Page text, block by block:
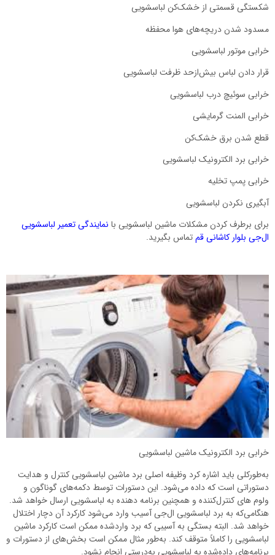
شکستگی قسمتی از خشک‌کن لباسشویی
مسدود شدن دریچه‌های هوا محفظه
خرابی موتور لباسشویی
قرار دادن لباس بیش‌ازحد ظرفت لباسشویی
خرابی سوئیچ درب لباسشویی
خرابی المنت گرمایشی
قطع شدن برق خشک‌کن
خرابی برد الکترونیک لباسشویی
خرابی پمپ تخلیه
آبگیری نکردن لباسشویی
برای برطرف کردن مشکلات ماشین لباسشویی با نمایندگی تعمیر لباسشویی
ال‌جی بلوار کاشانی قمتماس بگیرید.
خرابی برد الکترونیک ماشین لباسشویی
به‌طورکلی باید اشاره کرد وظیفه اصلی برد ماشین لباسشویی کنترل و هدایت
دستوراتی است که داده می‌شود. این دستورات توسط دکمه‌های گوناگون و
ولوم های کنترل‌کننده و همچنین برنامه دهنده به لباسشویی ارسال خواهد شد.
هنگامی‌که به برد لباسشویی ال‌جی آسیب وارد می‌شود کارکرد آن دچار اختلال
خواهد شد. البته بستگی به آسیبی که برد واردشده ممکن است کارکرد ماشین
لباسشویی را کاملاً متوقف کند. به‌طور مثال ممکن است بخش‌های از دستورات و
برنامه‌های داده‌شده به لباسشویی به‌درستی انجام نشود.